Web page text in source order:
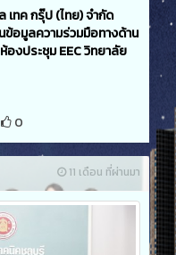
ทค กรุ๊ป (ไทย) จำกัด
อมูลความร่วมมือทางด้าน
งประชุม EEC วิทยาลัย
0
11 เดือน ที่ผ่านมา